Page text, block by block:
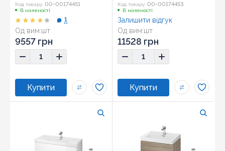
Код товару: 00-00174451
В наявності
Од вим:шт
1
9557 грн
Код товару: 00-00174453
В наявності
Од вим:шт
Залишити відгук
11528 грн